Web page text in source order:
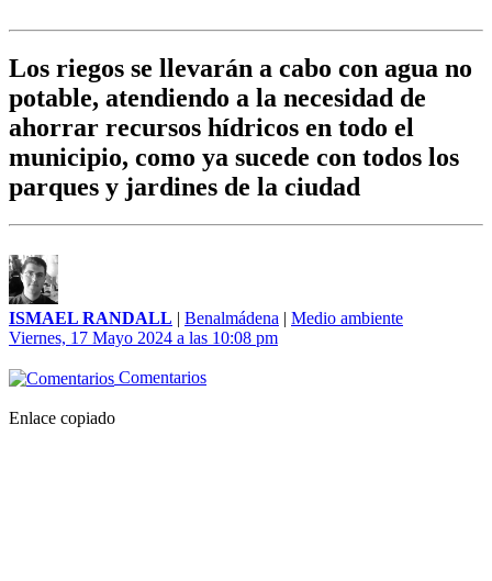
Los riegos se llevarán a cabo con agua no
potable, atendiendo a la necesidad de
ahorrar recursos hídricos en todo el
municipio, como ya sucede con todos los
parques y jardines de la ciudad
ISMAEL RANDALL | Benalmádena | Medio ambiente
Viernes, 17 Mayo 2024 a las 10:08 pm
Comentarios
Enlace copiado